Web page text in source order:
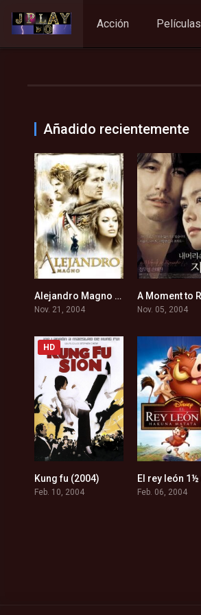
Acción Películas
Añadido recientemente
5.6Alejandro Magno (2004)
Nov. 21, 2004 Nov. 05, 2004
HD
Kung fu (2004)
Feb. 10, 2004 Feb. 06, 2004